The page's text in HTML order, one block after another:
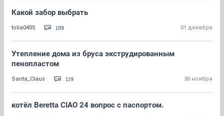
Какой забор выбрать
tolia0405 109 01 декабря
Утепление дома из бруса экструдированным
пенопластом
Santa_Claus 119 30 ноября
котёл Beretta CIAO 24 вопрос с паспортом.